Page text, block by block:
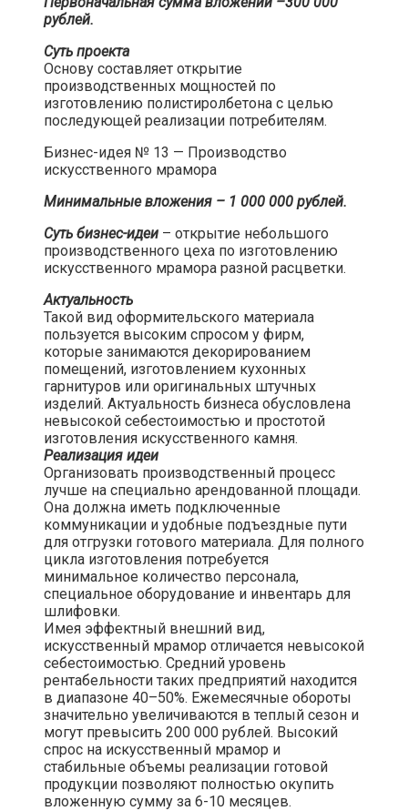
рублей.
Суть проекта
Основу составляет открытие
производственных мощностей по
изготовлению полистиролбетона с целью
последующей реализации потребителям.​
Бизнес-идея № 13 — Производство
искусственного мрамора​
Минимальные вложения – 1 000 000 рублей.
Суть бизнес-идеи – открытие небольшого
производственного цеха по изготовлению
искусственного мрамора разной расцветки.​
Актуальность
Такой вид оформительского материала
пользуется высоким спросом у фирм,
которые занимаются декорированием
помещений, изготовлением кухонных
гарнитуров или оригинальных штучных
изделий. Актуальность бизнеса обусловлена
невысокой себестоимостью и простотой
изготовления искусственного камня.
Реализация идеи
Организовать производственный процесс
лучше на специально арендованной площади.
Она должна иметь подключенные
коммуникации и удобные подъездные пути
для отгрузки готового материала. Для полного
цикла изготовления потребуется
минимальное количество персонала,
специальное оборудование и инвентарь для
шлифовки.
Имея эффектный внешний вид,
искусственный мрамор отличается невысокой
себестоимостью. Средний уровень
рентабельности таких предприятий находится
в диапазоне 40–50%. Ежемесячные обороты
значительно увеличиваются в теплый сезон и
могут превысить 200 000 рублей. Высокий
спрос на искусственный мрамор и
стабильные объемы реализации готовой
продукции позволяют полностью окупить
вложенную сумму за 6-10 месяцев.​